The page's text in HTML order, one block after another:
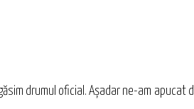
drumul oficial. Aşadar ne-am apucat